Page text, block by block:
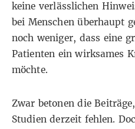
keine verlässlichen
bei Menschen überhaupt
noch weniger, dass eine
Patienten ein wirksames
möchte.
Zwar betonen die
Studien derzeit fehlen.